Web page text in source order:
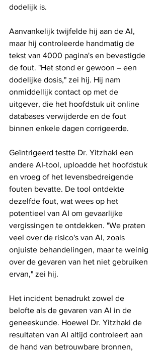
dodelijk is.
Aanvankelijk twijfelde hij aan de AI,
maar hij controleerde handmatig de
tekst van 4000 pagina's en bevestigde
de fout. "Het stond er gewoon – een
dodelijke dosis," zei hij. Hij nam
onmiddellijk contact op met de
uitgever, die het hoofdstuk uit online
databases verwijderde en de fout
binnen enkele dagen corrigeerde.
Geïntrigeerd testte Dr. Yitzhaki een
andere AI-tool, uploadde het hoofdstuk
en vroeg of het levensbedreigende
fouten bevatte. De tool ontdekte
dezelfde fout, wat wees op het
potentieel van AI om gevaarlijke
vergissingen te ontdekken. "We praten
veel over de risico's van AI, zoals
onjuiste behandelingen, maar te weinig
over de gevaren van het niet gebruiken
ervan," zei hij.
Het incident benadrukt zowel de
belofte als de gevaren van AI in de
geneeskunde. Hoewel Dr. Yitzhaki de
resultaten van AI altijd controleert aan
de hand van betrouwbare bronnen,